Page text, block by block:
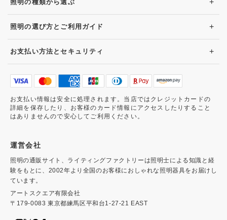
照明の種類から選ぶ
照明の選び方とご利用ガイド +
お支払い方法とセキュリティ +
お支払い情報は安全に処理されます。当店ではクレジットカードの
詳細を保存したり、お客様のカード情報にアクセスしたりすること
はありませんので安心してご利用ください。
運営会社
照明の通販サイト、ライティングファクトリーは照明士による知識と経
験をもとに、2002年より全国のお客様におしゃれな照明器具をお届けし
ています。
アートスクエア有限会社
〒179-0083 東京都練馬区平和台1-27-21 EAST